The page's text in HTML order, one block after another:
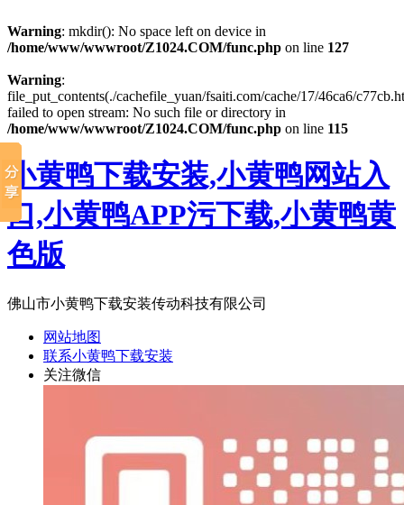
Warning: mkdir(): No space left on device in
/home/www/wwwroot/Z1024.COM/func.php on line 127
Warning:
file_put_contents(./cachefile_yuan/fsaiti.com/cache/17/46ca6/
failed to open stream: No such file or directory in
/home/www/wwwroot/Z1024.COM/func.php on line 115
小黄鸭下载安装,小黄鸭网站入
口,小黄鸭APP污下载,小黄鸭黄
色版
佛山市小黄鸭下载安装传动科技有限公司
网站地图
联系小黄鸭下载安装
关注微信